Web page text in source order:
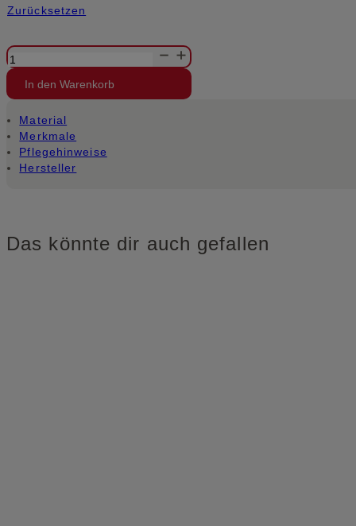
Zurücksetzen
Crossbodybag
Menge
In den Warenkorb
Material
Merkmale
Pflegehinweise
Hersteller
Das könnte dir auch gefallen